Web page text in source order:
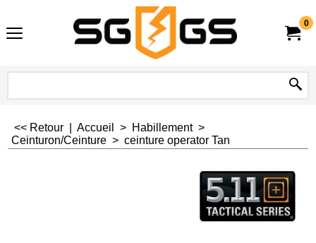
0
<< Retour Accueil > Habillement>
Ceinturon/Ceinture > ceinture operator Tan